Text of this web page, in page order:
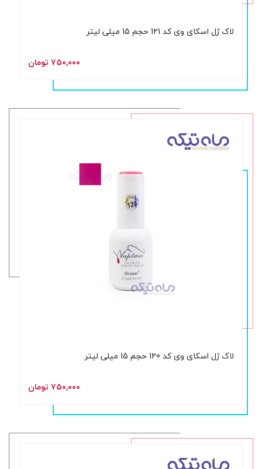
لاک ژل اسکای وی کد 121 حجم 15 میلی لیتر
۷۵۰,۰۰۰ تومان
لاک ژل اسکای وی کد 120 حجم 15 میلی لیتر
۷۵۰,۰۰۰ تومان